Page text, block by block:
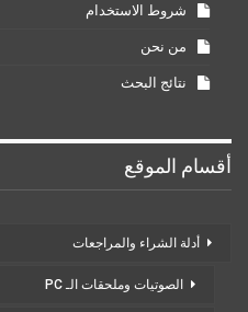
شروط الاستخدام
من نحن
نتائج البحث
أقسام الموقع
أدلة الشراء والمراجعات
الصوتيات وملحقات الـ PC